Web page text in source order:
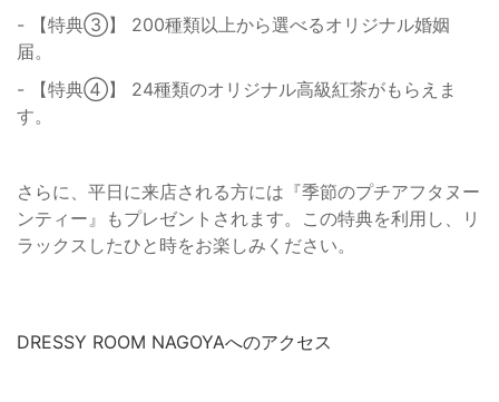
- 【特典③】 200種類以上から選べるオリジナル婚姻
届。
- 【特典④】 24種類のオリジナル高級紅茶がもらえま
す。
さらに、平日に来店される方には『季節のプチアフタヌー
ンティー』もプレゼントされます。この特典を利用し、リ
ラックスしたひと時をお楽しみください。
DRESSY ROOM NAGOYAへのアクセス